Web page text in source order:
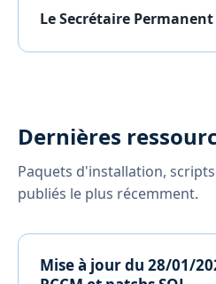
Le Secrétaire
Dernières
Paquets d'installation,
publiés le plus récemment.
Mise à jour du 28/01/